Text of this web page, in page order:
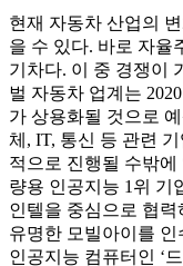
현재 자동차 산업의
을 수 있다. 바로 자율
기차다. 이 중 경쟁이
벌 자동차 업계는
가 상용화될 것으로
체, IT, 통신 등 관련
적으로 진행될 수밖
량용 인공지능 1위 기
인텔을 중심으로 협
유명한 모빌아이를
인공지능 컴퓨터인 ‘